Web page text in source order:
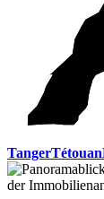
TangerTétouan